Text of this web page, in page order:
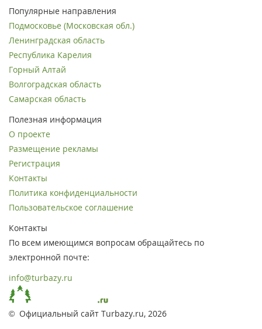
Популярные направления
Подмосковье (Московская обл.)
Ленинградская область
Республика Карелия
Горный Алтай
Волгоградская область
Самарская область
Полезная информация
О проекте
Размещение рекламы
Регистрация
Контакты
Политика конфиденциальности
Пользовательское соглашение
Контакты
По всем имеющимся вопросам обращайтесь по
электронной почте:
info@turbazy.ru
© Официальный сайт Turbazy.ru, 2026